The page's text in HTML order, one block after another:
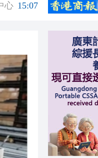
15:00
14:47
14:12
13:47
13:42